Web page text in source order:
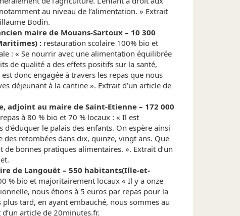
au niveau de l’alimentation. » Extrait
Bodin.
maire de Mouans-Sartoux – 10 300
:restauration scolaire 100% bio et
: « Se nourrir avec une alimentation équilibrée
de qualité a des effets positifs sur la santé,
donc engagée à travers les repas que nous
déjeunant à la cantine ». Extrait d’un article de
adjoint au maire de Saint-Etienne – 172 000
à 80 % bio et 70 % locaux : « Il est
le palais des enfants. On espère ainsi
des retombées dans dix, quinze, vingt ans. Que
de bonnes pratiques alimentaires. ». Extrait d’un
de Langouët – 550 habitants(Ille-et-
% bio et majoritairement locaux « Il y a onze
nous étions à 5 euros par repas pour la
tard, en ayant embauché, nous sommes au
article de 20minutes.fr.